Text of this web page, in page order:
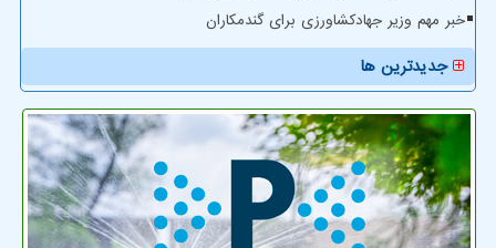
خبر مهم وزیر جهادکشاورزی برای گندمکاران
جدیدترین ها